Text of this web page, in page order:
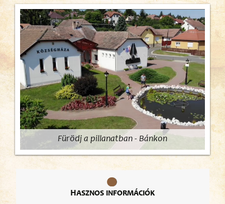
Fürödj a pillanatban - Bánkon
Hasznos információk